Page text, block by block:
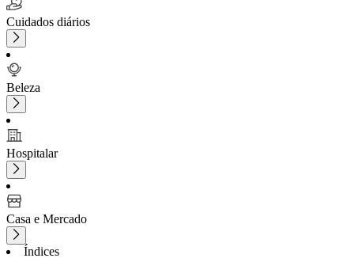
Cuidados diários
Beleza
Hospitalar
Casa e Mercado
Índices